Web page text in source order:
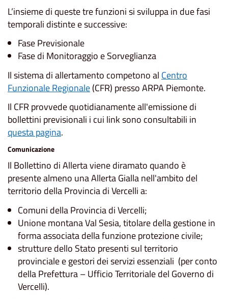
L’insieme di queste tre funzioni si sviluppa in due fasi
temporali distinte e successive:
Fase Previsionale
Fase di Monitoraggio e Sorveglianza
Il sistema di allertamento competono al Centro
Funzionale Regionale(CFR) presso ARPA Piemonte.
Il CFR provvede quotidianamente all'emissione di
bollettini previsionali i cui link sono consultabili in
questa pagina.
Comunicazione
Il Bollettino di Allerta viene diramato quando è
presente almeno una Allerta Gialla nell'ambito del
territorio della Provincia di Vercelli a:
Comuni della Provincia di Vercelli;
Unione montana Val Sesia, titolare della gestione in
forma associata della funzione protezione civile;
strutture dello Stato presenti sul territorio
provinciale e gestori dei servizi essenziali (per conto
della Prefettura – Ufficio Territoriale del Governo di
Vercelli).